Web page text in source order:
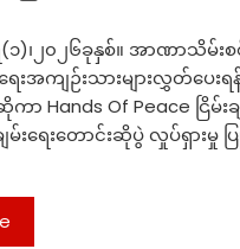
(၁)၊၂၀၂၆ခုနှစ်။ အာဏာသိမ်
းအကျဉ်းသားများလွှတ်ပေးရ
Hands Of Peace ငြိမ်း
ျမ်းရေးတောင်းဆိုပွဲ လှုပ်ရှား